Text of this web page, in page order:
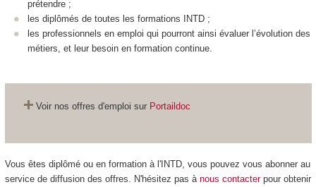
prétendre ;
les diplômés de toutes les formations INTD ;
les professionnels en emploi qui pourront ainsi évaluer l’évolution des
métiers, et leur besoin en formation continue.
Voir nos offres d'emploi sur Portaildoc
Vous êtes diplômé ou en formation à l'INTD, vous pouvez vous abonner au
service de diffusion des offres. N'hésitez pas à nous contacterpour obtenir